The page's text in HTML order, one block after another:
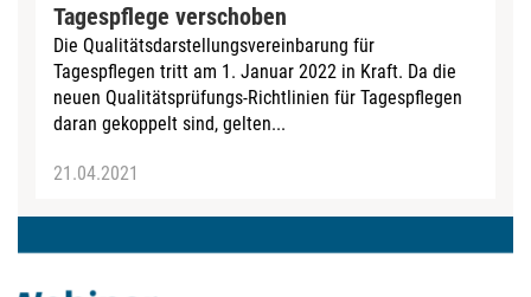
Tagespflege verschoben
Die Qualitätsdarstellungsvereinbarung für
Tagespflegen tritt am 1. Januar 2022 in Kraft. Da die
neuen Qualitätsprüfungs-Richtlinien für Tagespflegen
daran gekoppelt sind, gelten...
21.04.2021